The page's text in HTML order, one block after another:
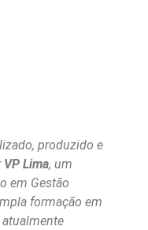
produzido e
VP Lima, um
em Gestão
formação em